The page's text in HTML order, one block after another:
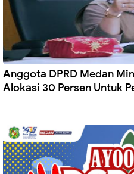
Anggota DPRD Medan
Alokasi 30 Persen Untuk